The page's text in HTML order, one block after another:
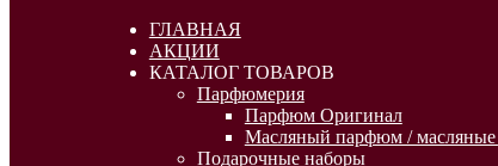
ГЛАВНАЯ
АКЦИИ
КАТАЛОГ ТОВАРОВ
Парфюмерия
Парфюм Оригинал
Масляный парфюм / масляные
Подарочные наборы